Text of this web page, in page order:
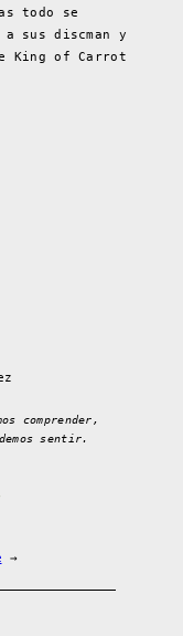
todo se
sus discman y
King of Carrot
comprender,
sentir.
→